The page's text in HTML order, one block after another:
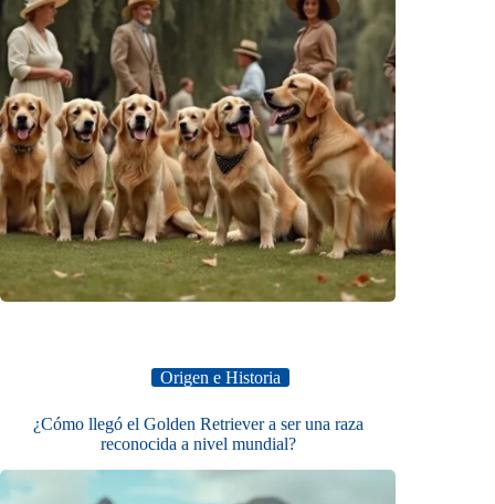
Origen e Historia
¿Cómo llegó el Golden Retriever a ser una raza
reconocida a nivel mundial?